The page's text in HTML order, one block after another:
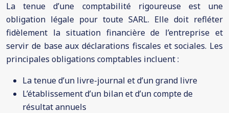
La tenue d’une comptabilité rigoureuse est une
obligation légale pour toute SARL. Elle doit refléter
fidèlement la situation financière de l’entreprise et
servir de base aux déclarations fiscales et sociales. Les
principales obligations comptables incluent :
La tenue d’un livre-journal et d’un grand livre
L’établissement d’un bilan et d’un compte de
résultat annuels